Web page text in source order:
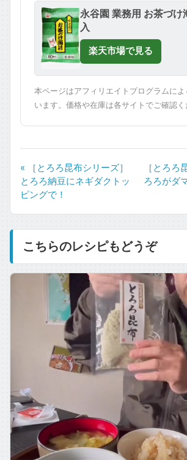
永谷園 業務用 お茶づけ
入
楽天市場で見る
本ページはアフィリエイトプログラムに
います。価格や在庫は各サイトでご確認く
« ［とろろ昆布シリーズ］
とろろ納豆にネギダクトッ
ピングで！
［とろろ
ろろがダ
こちらのレシピもどうぞ